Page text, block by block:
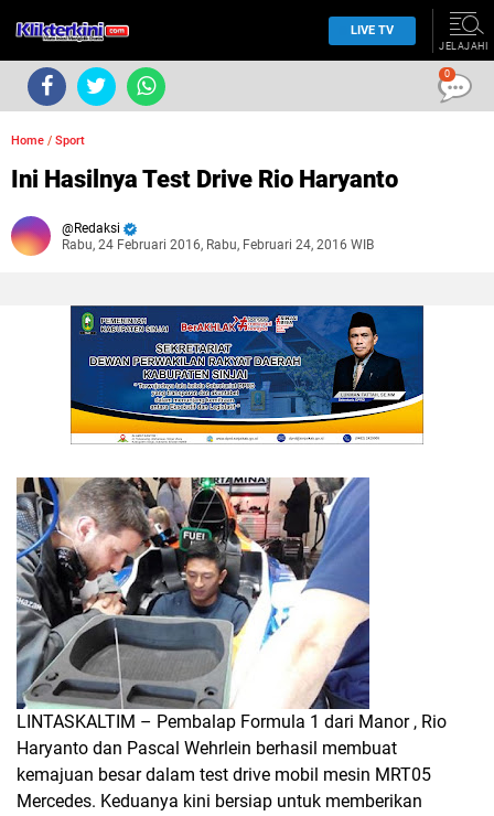
LIVE TV
JELAJAHI
Home / Sport
Ini Hasilnya Test Drive Rio Haryanto
Redaksi
Rabu, 24 Februari 2016, Rabu, Februari 24, 2016 WIB
LINTASKALTIM – Pembalap Formula 1 dari Manor , Rio
Haryanto dan Pascal Wehrlein berhasil membuat
kemajuan besar dalam test drive mobil mesin MRT05
Mercedes. Keduanya kini bersiap untuk memberikan
0